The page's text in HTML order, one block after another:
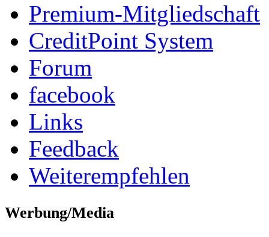
Premium-Mitgliedschaft
CreditPoint System
Forum
facebook
Links
Feedback
Weiterempfehlen
Werbung/Media